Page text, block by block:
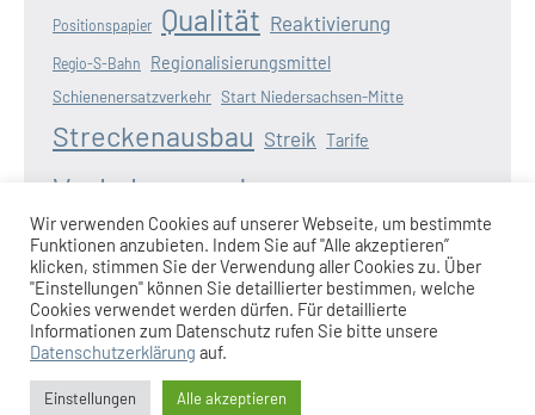
Positionspapier Qualität Reaktivierung
Regio-S-Bahn Regionalisierungsmittel
Schienenersatzverkehr Start Niedersachsen-Mitte
Streckenausbau Streik Tarife
Verkehrswende
Weserbahn Wunderline Zugangebot Zugausfälle
Impressum|Datenschutzerklärung|Anmeldung am
Wir verwenden Cookies auf unserer Webseite, um bestimmte
Funktionen anzubieten. Indem Sie auf "Alle akzeptieren”
klicken, stimmen Sie der Verwendung aller Cookies zu. Über
"Einstellungen" können Sie detaillierter bestimmen, welche
Cookies verwendet werden dürfen. Für detaillierte
Informationen zum Datenschutz rufen Sie bitte unsere
Datenschutzerklärung auf.
Einstellungen Alle akzeptieren